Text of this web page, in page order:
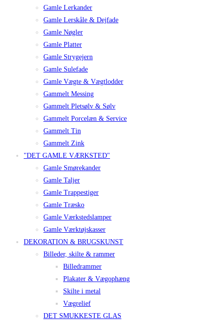
Gamle Lerkander
Gamle Lerskåle & Dejfade
Gamle Nøgler
Gamle Platter
Gamle Strygejern
Gamle Sulefade
Gamle Vægte & Vægtlodder
Gammelt Messing
Gammelt Pletsølv & Sølv
Gammelt Porcelæn & Service
Gammelt Tin
Gammelt Zink
"DET GAMLE VÆRKSTED"
Gamle Smørekander
Gamle Taljer
Gamle Trappestiger
Gamle Træsko
Gamle Værkstedslamper
Gamle Værktøjskasser
DEKORATION & BRUGSKUNST
Billeder, skilte & rammer
Billedrammer
Plakater & Vægophæng
Skilte i metal
Vægrelief
DET SMUKKESTE GLAS